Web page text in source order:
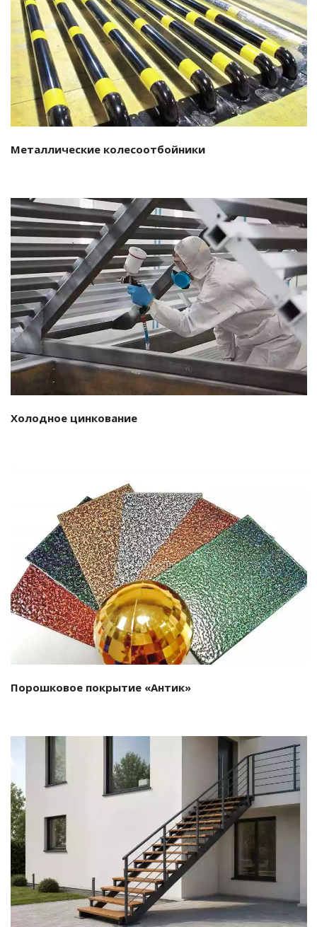
Подробнее…
Металлические колесоотбойники
Подробнее…
Холодное цинкование
Подробнее…
Порошковое покрытие «Антик»
Подробнее…